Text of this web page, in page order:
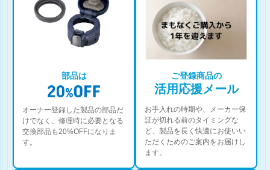
部品は
オーナー登録した製品の部品だ
けでなく、修理時に必要となる
交換部品も20%OFFになりま
す。
ご登録商品の
活用応援メール
お手入れの時期や、メーカー保
証が切れる前のタイミングな
ど、製品を長く快適にお使いい
ただくためのご案内をお届けし
ます。